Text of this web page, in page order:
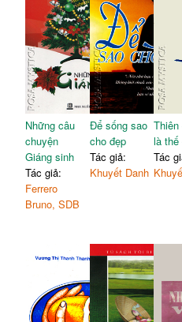
Những câu
chuyện
Giáng sinh
Tác giả:
Ferrero
Bruno, SDB
Để sống sao
cho đẹp
Tác giả:
Khuyết Danh
Thiên
là thế
Tác